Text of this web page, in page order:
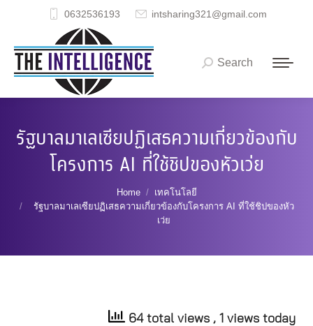
0632536193 intsharing321@gmail.com
Search:
Search
รัฐบาลมาเลเซียปฏิเสธความเกี่ยวข้องกับ
โครงการ AI ที่ใช้ชิปของหัวเว่ย
Home
เทคโนโลยี
รัฐบาลมาเลเซียปฏิเสธความเกี่ยวข้องกับโครงการ AI ที่ใช้ชิปของหัว
เว่ย
64 total views , 1 views today